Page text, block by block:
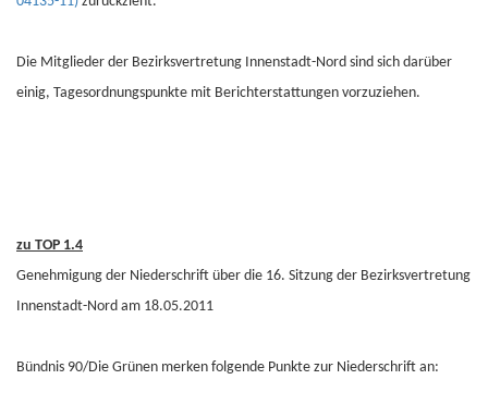
Die Mitglieder der Bezirksvertretung Innenstadt-Nord sind sich darüber
einig, Tagesordnungspunkte mit Berichterstattungen vorzuziehen.
zu TOP 1.4
Genehmigung der Niederschrift über die 16. Sitzung der Bezirksvertretung
Innenstadt-Nord am 18.05.2011
Bündnis 90/Die Grünen merken folgende Punkte zur Niederschrift an: